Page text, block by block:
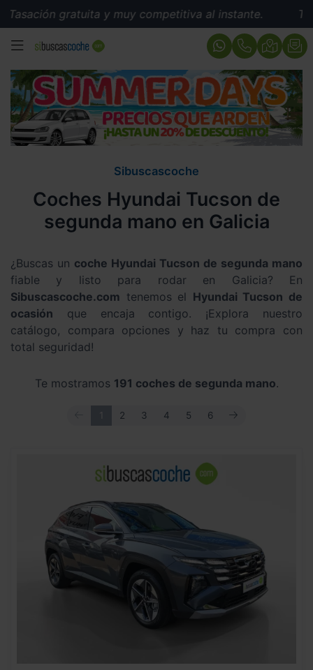
y muy competitiva al instante. Tasación
MENÚ
Sibuscascoche
Coches Hyundai Tucson de
segunda mano en Galicia
¿Buscas un coche Hyundai Tucson de segunda mano
fiable y listo para rodar en Galicia? En
Sibuscascoche.com tenemos el Hyundai Tucson de
ocasión que encaja contigo. ¡Explora nuestro
catálogo, compara opciones y haz tu compra con
total seguridad!
Te mostramos 191 coches de segunda mano.
ANTERIOR
2 3 4 5 6 SIGUIENTE